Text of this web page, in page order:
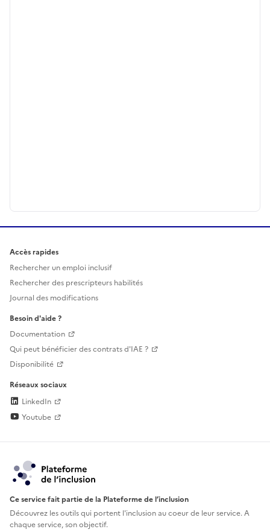
Accès rapides
Rechercher un emploi inclusif
Rechercher des prescripteurs habilités
Journal des modifications
Besoin d'aide ?
Documentation
Qui peut bénéficier des contrats d'IAE ?
Disponibilité
Réseaux sociaux
LinkedIn
Youtube
Ce service fait partie de la Plateforme de l’inclusion
Découvrez les outils qui portent l'inclusion aucoeur de leur service. A
chaque service, son objectif.